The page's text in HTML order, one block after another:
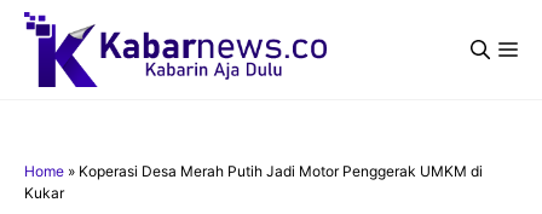
Langsung
Home » Koperasi Desa Merah Putih Jadi Motor Penggerak UMKM di
Kukar